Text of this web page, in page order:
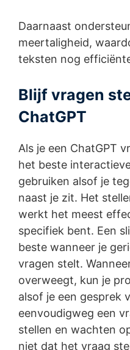
Daarnaast
meertaligheid,
teksten nog
Blijf vragen
ChatGPT
Als je een ChatGPT
het beste
gebruiken alsof je
naast je zit. Het
werkt het meest
specifiek bent. Een
beste wanneer je
vragen stelt.
overweegt, kun je
alsof je een gesprek
eenvoudigweg een
stellen en wachten
niet dat het vraag